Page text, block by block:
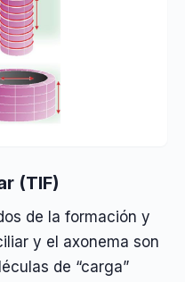
(TIF)
de la formación y
y el axonema son
de “carga”